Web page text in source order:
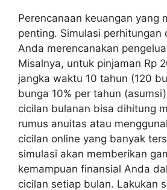
Perencanaan keuangan yang
penting. Simulasi perhitungan
Anda merencanakan
Misalnya, untuk pinjaman Rp
jangka waktu 10 tahun (120
bunga 10% per tahun
cicilan bulanan bisa dihitung
rumus anuitas atau
cicilan online yang banyak
simulasi akan memberikan
kemampuan finansial Anda
cicilan setiap bulan. Lakukan